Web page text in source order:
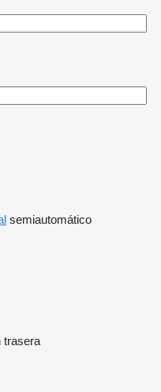
semiautomático
trasera